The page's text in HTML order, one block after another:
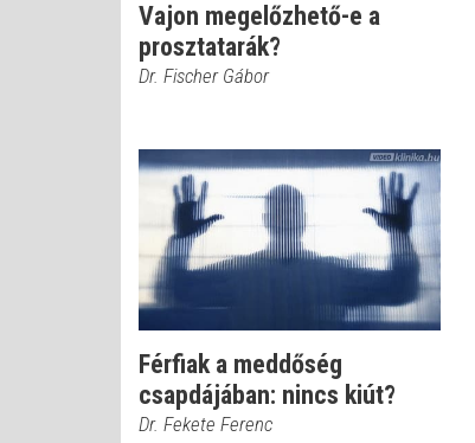
Vajon megelőzhető-e a
prosztatarák?
Dr. Fischer Gábor
Férfiak a meddőség
csapdájában: nincs kiút?
Dr. Fekete Ferenc